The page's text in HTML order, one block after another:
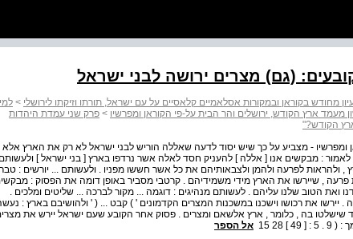
(גם) מצרים ירושה לבני ישראל
מחודש בקוראן ובמקורות אסלאמיים קלאסיים על עם ישראל, תורתו וזיקתו לירושלי > למי
מעמד ארץ הקודש, ירושלים והר הבית על-פי הקוראן ומפרשיו > פרק שני עמדת היהדות
הקודש?"
ומפרשיו - מצביע על כך שיש יסוד לדעה שאללה הוריש לבני ישראל לא רק את הארץ אלא
: מבקשים אנו [ אללה ] להעניק חסד לאלה אשר נרדפו בארץ [ בני ישראל ] ולעשותם
, ולהראות לפרעה ולהמן ולצבאותיהם את כל אשר חששו מפניו . ולעשותם ... יורשים :
פרעה , שיירשו את הארץ מידי משמידיהם . קרטבי מסביר באופן דומה את הפסוק :
ואת הטוב שלנו עליהם . לעשותם מנהיגים : דוגמה ... מקור לברכה ... שליטים ומלכים .
. יירשו את רכושו וישכנו במשכנות המצרים הקדמונים ' ) קבט ... ( ' ולהושיבם בארץ :
שישלטו בה , כלומר , ארץ אלשאם ומצרים . פסוק אחר הקובע שעם ישראל יירש את
28 15
אל הספר